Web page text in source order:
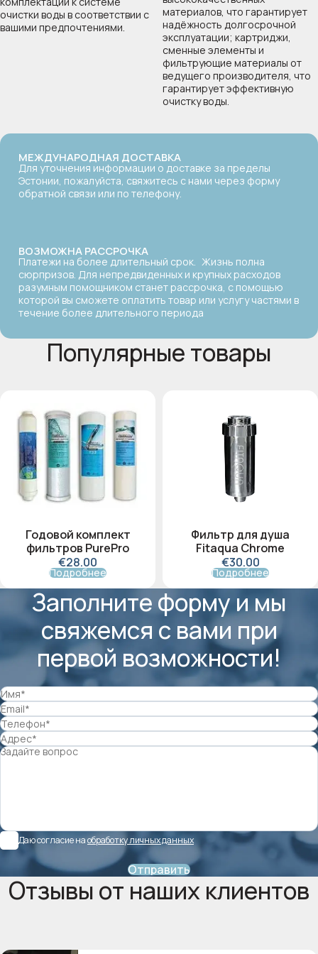
очистки воды в соответствии с
вашими предпочтениями.
материалов, что гарантирует
надёжность долгосрочной
эксплуатации; картриджи,
сменные элементы и
фильтрующие материалы от
ведущего производителя, что
гарантирует эффективную
очистку воды.
МЕЖДУНАРОДНАЯ ДОСТАВКА
Для уточнения информации о доставке за пределы
Эстонии, пожалуйста, свяжитесь с нами через форму
обратной связи или по телефону.
ВОЗМОЖНА РАССРОЧКА
Платежи на более длительный срок. Жизнь полна
сюрпризов. Для непредвиденных и крупных расходов
разумным помощником станет рассрочка, с помощью
которой вы сможете оплатить товар или услугу частями в
течение более длительного периода
Популярные товары
Годовой комплект
фильтров PurePro
€28.00
Подробнее
Фильтр для душа
Fitaqua Chrome
€30.00
Подробнее
Заполните форму и мы
свяжемся с вами при
первой возможности!
Даю согласие наобработку личных данных
Отправить
Отзывы от наших клиентов
Отправить